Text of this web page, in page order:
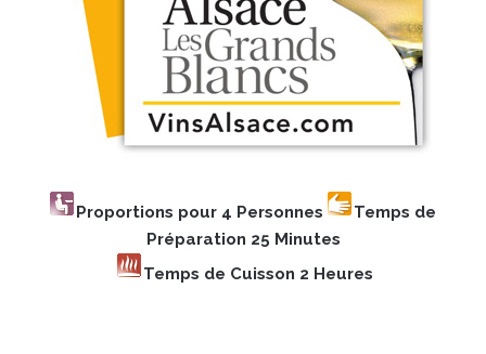
Proportions pour 4 Personnes
Temps de
Préparation 25 Minutes
Temps de Cuisson 2 Heures